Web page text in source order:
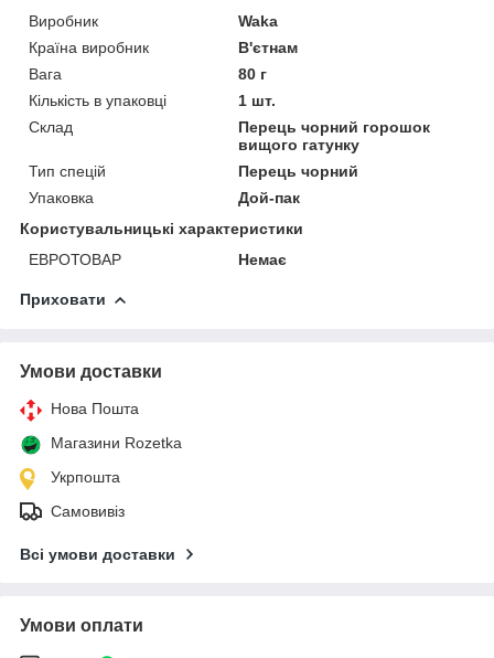
Виробник
Waka
Країна виробник
В'єтнам
Вага
80 г
Кількість в упаковці
1 шт.
Склад
Перець чорний горошок
вищого гатунку
Тип спецій
Перець чорний
Упаковка
Дой-пак
Користувальницькі характеристики
ЕВРОТОВАР
Немає
Приховати
Умови доставки
Нова Пошта
Магазини Rozetka
Укрпошта
Самовивіз
Всі умови доставки
Умови оплати